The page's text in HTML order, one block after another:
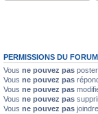
PERMISSIONS DU FORUM
Vous ne pouvez pas
Vous ne pouvez pas
Vous ne pouvez pas
Vous ne pouvez pas
Vous ne pouvez pas